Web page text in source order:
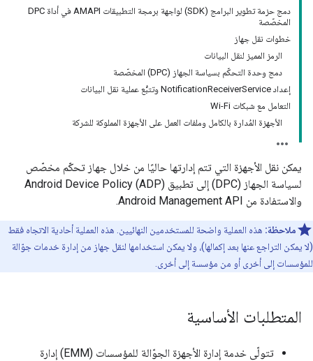
دمج حزمة تطوير البرامج (SDK) لواجهة برمجة التطبيقات AMAPI في أداة DPC
المخصّصة
خطوات نقل جهاز
الرمز المميز لنقل البيانات
دمج وحدة التحكّم بسياسة الجهاز (DPC) المخصّصة
إعداد NotificationReceiverService وتتبُّع عملية نقل البيانات
التعامل مع شبكات Wi-Fi
الأجهزة المُدارة بالكامل وملفات العمل على الأجهزة المملوكة للشركة
يمكن نقل الأجهزة التي تتم إدارتها حاليًا من خلال جهاز تحكّم مخصّص
لسياسة الجهاز (DPC) إلى تطبيق Android Device Policy (ADP)
والاستفادة من Android Management API.
ملاحظة: هذه العملية واضحة للمستخدمين النهائيين. هذه العملية أحادية الاتجاه فقط
(لا يمكن التراجع عنها بعد إكمالها)، ولا يمكن استخدامها لنقل جهاز من إدارة خدمات جوّالة
للمؤسسات إلى أخرى أو من مؤسسة إلى أخرى.
المتطلبات الأساسية
تتولّى خدمة إدارة الأجهزة الجوّالة للمؤسسات (EMM) إدارة